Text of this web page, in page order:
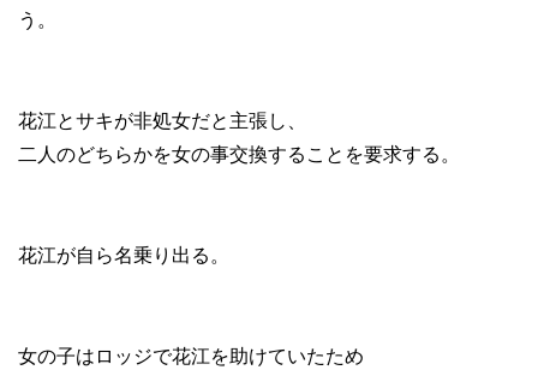
う。
花江とサキが非処女だと主張し、
二人のどちらかを女の事交換することを要求する。
花江が自ら名乗り出る。
女の子はロッジで花江を助けていたため